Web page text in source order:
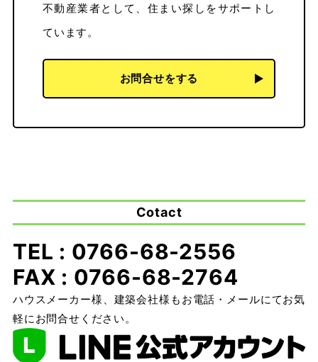
不動産業者として、住まい探しをサポートし
ています。
お問合せをする
Cotact
TEL : 0766-68-2556
FAX : 0766-68-2764
ハウスメーカー様、建築会社様もお電話・メールにてお気
軽にお問合せください。